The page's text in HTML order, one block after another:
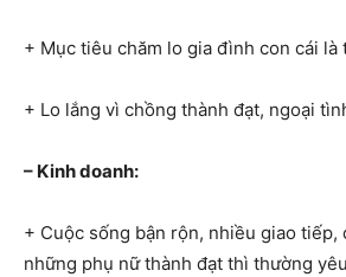
+ Mục tiêu chăm lo gia đình con cái là
+ Lo lắng vì chồng thành đạt, ngoại
– Kinh doanh:
+ Cuộc sống bận rộn, nhiều giao tiếp,
những phụ nữ thành đạt thì thường